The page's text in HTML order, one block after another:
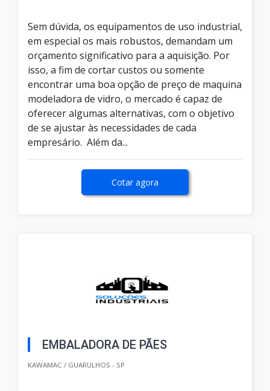
Sem dúvida, os equipamentos de uso industrial,
em especial os mais robustos, demandam um
orçamento significativo para a aquisição. Por
isso, a fim de cortar custos ou somente
encontrar uma boa opção de preço de maquina
modeladora de vidro, o mercado é capaz de
oferecer algumas alternativas, com o objetivo
de se ajustar às necessidades de cada
empresário. Além da...
Cotar agora
EMBALADORA DE PÃES
KAWAMAC / GUARULHOS - SP